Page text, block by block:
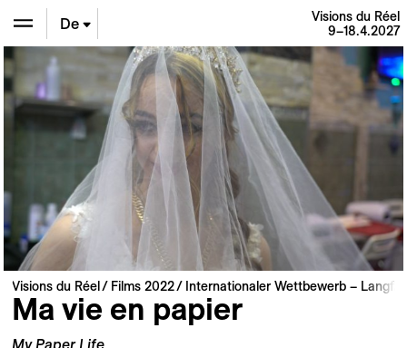
En
De
Visions du Réel
9–18.4.2027
Visions du Réel Films 2022 Internationaler Wettbewerb –
Ma vie en papier